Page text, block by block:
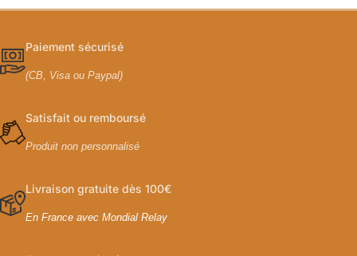
Paiement sécurisé
(CB, Visa ou Paypal)
Satisfait ou remboursé
Produit non personnalisé
Livraison gratuite dès 100€
En France avec Mondial Relay